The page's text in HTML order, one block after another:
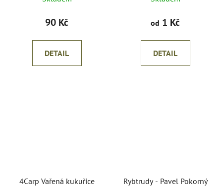
90 Kč
DETAIL
od 1 Kč
DETAIL
4Carp Vařená kukuřice Rybtrudy - Pavel Pokorný